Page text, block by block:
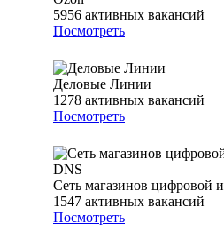
5956 активных вакансий
Посмотреть
Деловые Линии
1278 активных вакансий
Посмотреть
Сеть магазинов цифровой
1547 активных вакансий
Посмотреть